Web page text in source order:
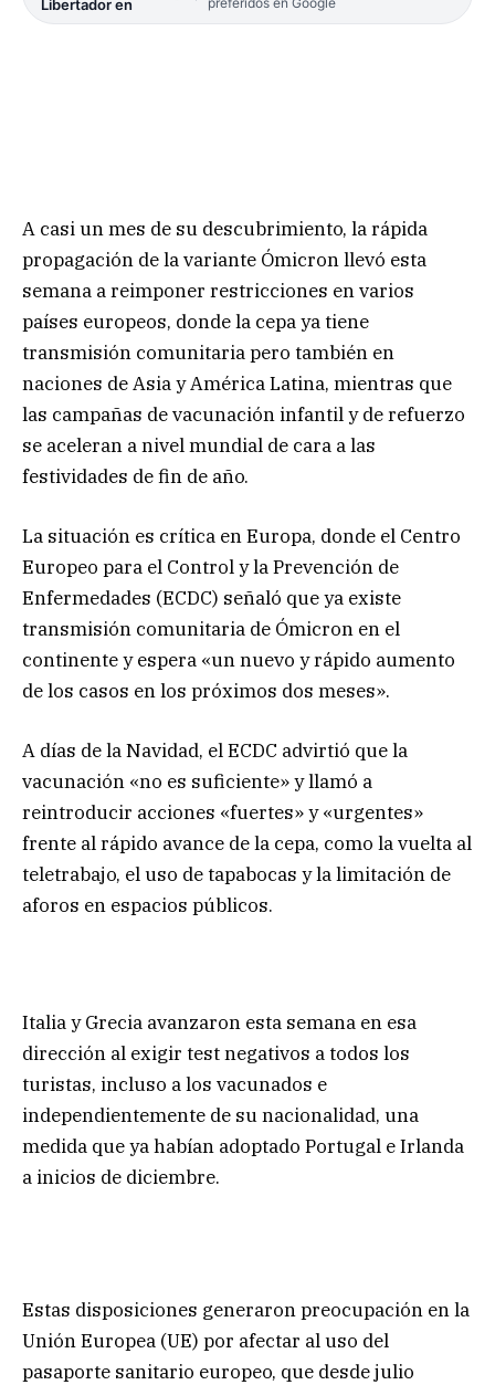
Libertador en
A casi un mes de su descubrimiento, la rápida
propagación de la variante Ómicron llevó esta
semana a reimponer restricciones en varios
países europeos, donde la cepa ya tiene
transmisión comunitaria pero también en
naciones de Asia y América Latina, mientras que
las campañas de vacunación infantil y de refuerzo
se aceleran a nivel mundial de cara a las
festividades de fin de año.
La situación es crítica en Europa, donde el Centro
Europeo para el Control y la Prevención de
Enfermedades (ECDC) señaló que ya existe
transmisión comunitaria de Ómicron en el
continente y espera «un nuevo y rápido aumento
de los casos en los próximos dos meses».
A días de la Navidad, el ECDC advirtió que la
vacunación «no es suficiente» y llamó a
reintroducir acciones «fuertes» y «urgentes»
frente al rápido avance de la cepa, como la vuelta al
teletrabajo, el uso de tapabocas y la limitación de
aforos en espacios públicos.
Italia y Grecia avanzaron esta semana en esa
dirección al exigir test negativos a todos los
turistas, incluso a los vacunados e
independientemente de su nacionalidad, una
medida que ya habían adoptado Portugal e Irlanda
a inicios de diciembre.
Estas disposiciones generaron preocupación en la
Unión Europea (UE) por afectar al uso del
pasaporte sanitario europeo, que desde julio